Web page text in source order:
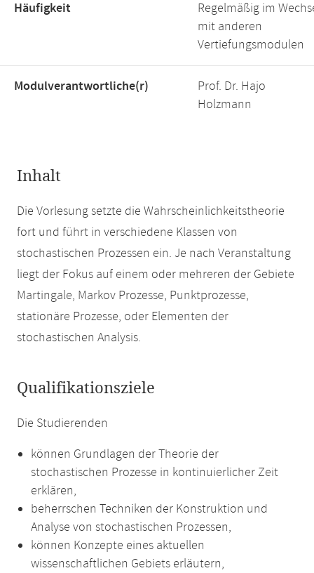
Häufigkeit
Regelmäßig im
mit anderen
Vertiefungsmodulen
Modulverantwortliche(r)
Prof. Dr. Hajo
Holzmann
Inhalt
Die Vorlesung setzte die Wahrscheinlichkeitstheorie
fort und führt in verschiedene Klassen von
stochastischen Prozessen ein. Je nach Veranstaltung
liegt der Fokus auf einem oder mehreren der Gebiete
Martingale, Markov Prozesse, Punktprozesse,
stationäre Prozesse, oder Elementen der
stochastischen Analysis.
Qualifikationsziele
Die Studierenden
können Grundlagen der Theorie der
stochastischen Prozesse in kontinuierlicher Zeit
erklären,
beherrschen Techniken der Konstruktion und
Analyse von stochastischen Prozessen,
können Konzepte eines aktuellen
wissenschaftlichen Gebiets erläutern,